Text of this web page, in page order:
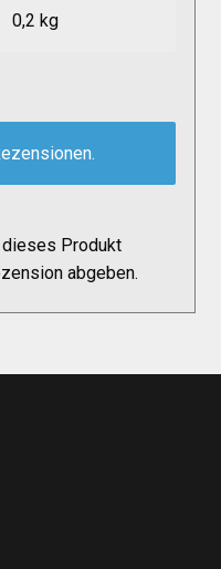
0,2 kg
dieses Produkt
abgeben.